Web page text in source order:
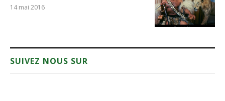
14 mai 2016
SUIVEZ NOUS SUR